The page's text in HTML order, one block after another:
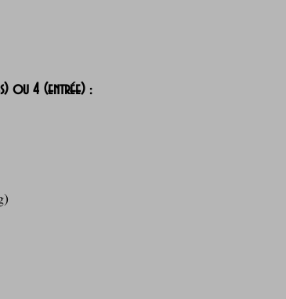
ou 4 (entrée) :